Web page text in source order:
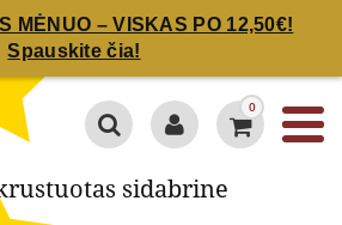
MĖNUO – VISKAS PO 12,50€!
Spauskite čia!
0
sidabrine
inkrustuotas
moneta